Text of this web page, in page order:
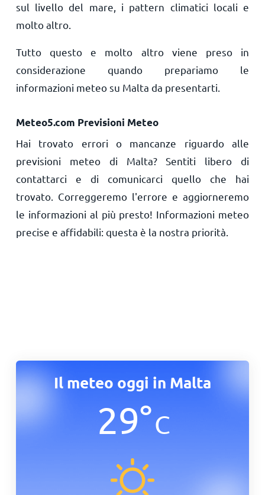
sul livello del mare, i pattern climatici locali e
molto altro.
Tutto questo e molto altro viene preso in
considerazione quando prepariamo le
informazioni meteo su Malta da presentarti.
Meteo5.com Previsioni Meteo
Hai trovato errori o mancanze riguardo alle
previsioni meteo di Malta? Sentiti libero di
contattarci e di comunicarci quello che hai
trovato. Correggeremo l'errore e aggiorneremo
le informazioni al più presto! Informazioni meteo
precise e affidabili: questa è la nostra priorità.
Il meteo oggi in Malta
29°C